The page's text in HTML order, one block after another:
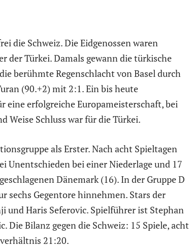
die Schweiz. Die Eidgenossen waren
der Türkei. Damals gewann die türkische
berühmte Regenschlacht von Basel durch
(90.+2) mit 2:1. Ein bis heute
eine erfolgreiche Europameisterschaft, bei
Weise Schluss war für die Türkei.
als Erster. Nach acht Spieltagen
Unentschieden bei einer Niederlage und 17
Dänemark (16). In der Gruppe D
sechs Gegentore hinnehmen. Stars der
und Haris Seferovic. Spielführer ist Stephan
Bilanz gegen die Schweiz: 15 Spiele, acht
21:20.